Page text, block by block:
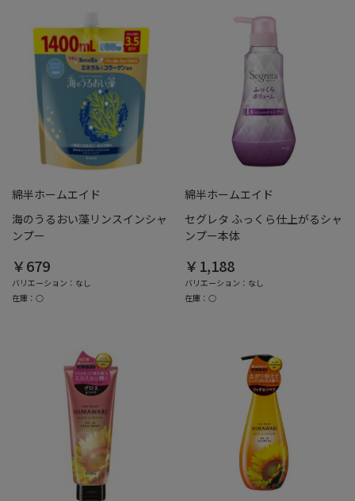
綿半ホームエイド
海のうるおい藻リンスインシャ
ンプー
￥679
バリエーション：なし
在庫：○
綿半ホームエイド
セグレタ ふっくら仕上がるシャ
ンプー本体
￥1,188
バリエーション：なし
在庫：○